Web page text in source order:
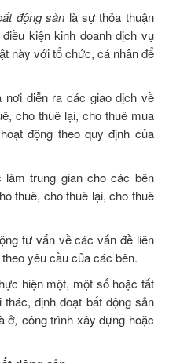
động sản là sự thỏa thuận
kiện kinh doanh dịch vụ
này với tổ chức, cá nhân để
nơi diễn ra các giao dịch về
cho thuê lại, cho thuê mua
động theo quy định của
làm trung gian cho các bên
thuê, cho thuê lại, cho thuê
tư vấn về các vấn đề liên
yêu cầu của các bên.
hiện một, một số hoặc tất
định đoạt bất động sản
ở, công trình xây dựng hoặc